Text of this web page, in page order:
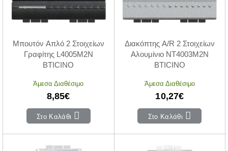
Μπουτόν Απλό 2 Στοιχείων
Γραφίτης L4005M2N
BTICINO
Άμεσα Διαθέσιμο
8,85€
Στο Καλάθι
Διακόπτης A/R 2 Στοιχείων
Αλουμίνιο NT4003M2N
BTICINO
Άμεσα Διαθέσιμο
10,27€
Στο Καλάθι